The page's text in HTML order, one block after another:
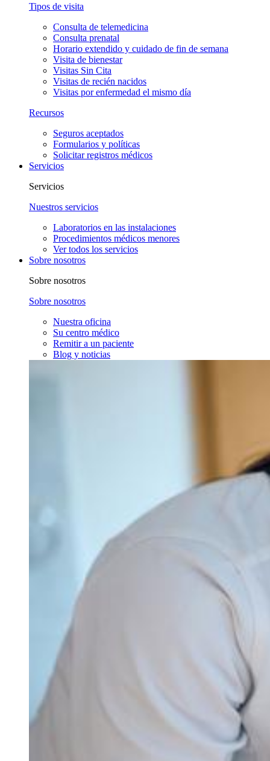
Tipos de visita
Consulta de telemedicina
Consulta prenatal
Horario extendido y cuidado de fin de semana
Visita de bienestar
Visitas Sin Cita
Visitas de recién nacidos
Visitas por enfermedad el mismo día
Recursos
Seguros aceptados
Formularios y políticas
Solicitar registros médicos
Servicios
Servicios
Nuestros servicios
Laboratorios en las instalaciones
Procedimientos médicos menores
Ver todos los servicios
Sobre nosotros
Sobre nosotros
Sobre nosotros
Nuestra oficina
Su centro médico
Remitir a un paciente
Blog y noticias